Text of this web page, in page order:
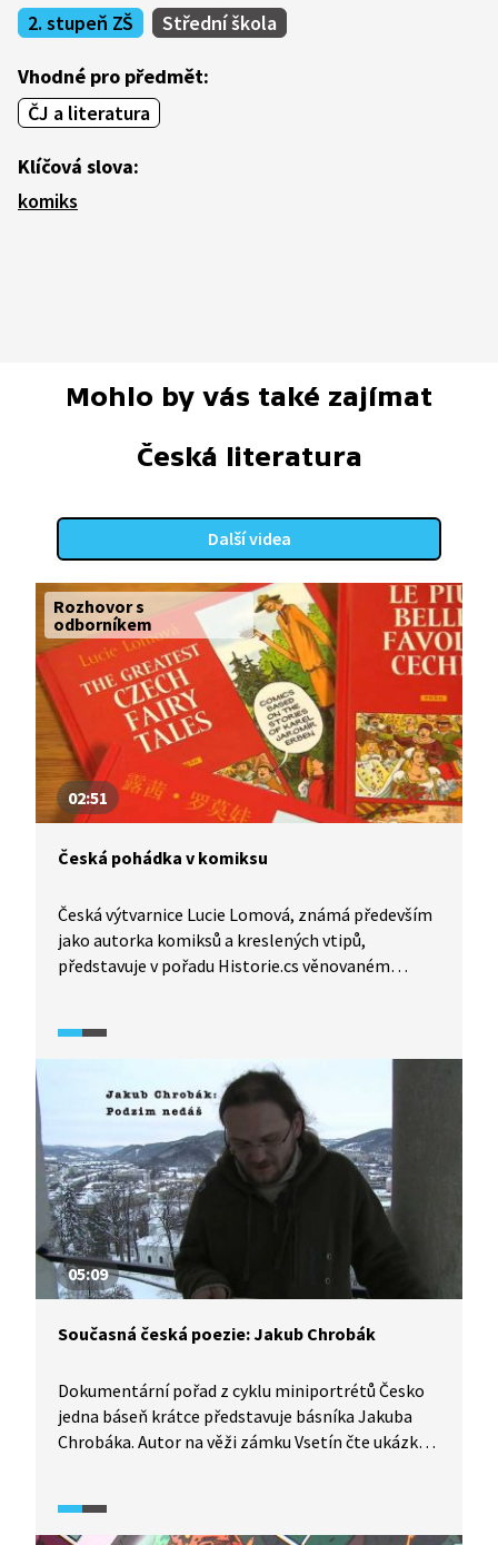
2. stupeň ZŠ
Střední škola
Vhodné pro předmět:
ČJ a literatura
Klíčová slova:
komiks
Mohlo by vás také zajímat
Česká literatura
Další videa
Rozhovor s
odborníkem
02:51
Česká pohádka v komiksu
Česká výtvarnice Lucie Lomová, známá především
jako autorka komiksů a kreslených vtipů,
představuje v pořadu Historie.cs věnovaném
05:09
Současná česká poezie: Jakub Chrobák
Dokumentární pořad z cyklu miniportrétů Česko
jedna báseň krátce představuje básníka Jakuba
Chrobáka. Autor na věži zámku Vsetín čte ukázku
sbírky svého přítele Ondřeje Hložka.